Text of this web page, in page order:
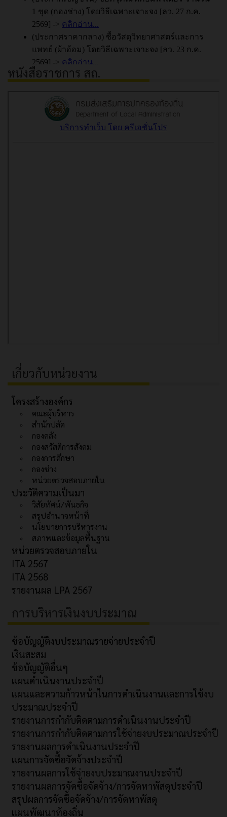
หนังสือราชการ สถ.
เกี่ยวกับหน่วยงาน
โครงสร้างองค์กร
คณะผู้บริหาร
สำนักปลัด
กองคลัง
กองสวัสดิการสังคม
กองการศึกษา
กองช่าง
หน่วยตรวจสอบภายใน
ประวัติความเป็นมา
วิสัยทัศน์/พันธกิจ
สรุปอำนาจหน้าที่
นโยบายการบริหารงาน
สภาพและข้อมูลพื้นฐาน
หน่วยตรวจสอบภายใน
ITA 2567
ITA 2568
รายงานผล LPA 2567
การบริหารเงินงบประมาณ
ข้อบัญญัติงบประมาณรายจ่ายประจำปี
เงินสะสม
ข้อบัญญัติอื่นๆ
แผนดำเนินงานประจำปี
แผนและความก้าวหน้าในการดำเนินงานและการใช้งบ
ประมาณประจำปี
รายงานการกำกับติดตามการดำเนินงานประจำปี
รายงานการกำกับติดตามการใช้จ่ายงบประมาณประจำปี
รายงานผลการดำเนินงานประจำปี
แผนการจัดซื้อจัดจ้างประจำปี
รายงานผลการใช้จ่ายงบประมาณงานประจำปี
รายงานผลการจัดซื้อจัดจ้าง/การจัดหาพัสดุประจำปี
สรุปผลการจัดซื้อจัดจ้าง/การจัดหาพัสดุ
แผนพัฒนาท้องถิ่น